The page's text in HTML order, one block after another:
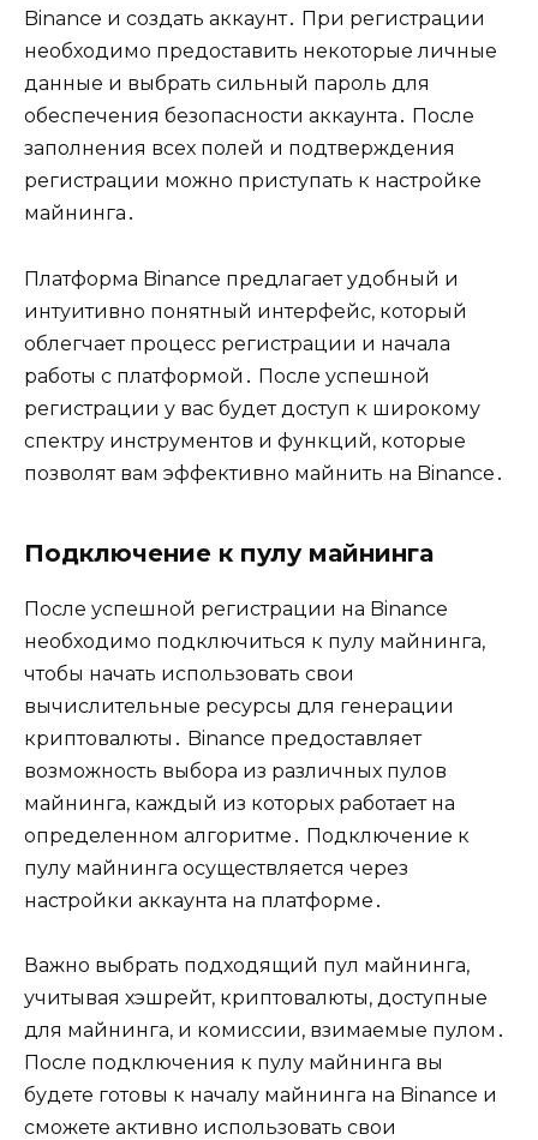
Binance и создать аккаунт․ При регистрации
необходимо предоставить некоторые личные
данные и выбрать сильный пароль для
обеспечения безопасности аккаунта․ После
заполнения всех полей и подтверждения
регистрации можно приступать к настройке
майнинга․
Платформа Binance предлагает удобный и
интуитивно понятный интерфейс, который
облегчает процесс регистрации и начала
работы с платформой․ После успешной
регистрации у вас будет доступ к широкому
спектру инструментов и функций, которые
позволят вам эффективно майнить на Binance․
Подключение к пулу майнинга
После успешной регистрации на Binance
необходимо подключиться к пулу майнинга,
чтобы начать использовать свои
вычислительные ресурсы для генерации
криптовалюты․ Binance предоставляет
возможность выбора из различных пулов
майнинга, каждый из которых работает на
определенном алгоритме․ Подключение к
пулу майнинга осуществляется через
настройки аккаунта на платформе․
Важно выбрать подходящий пул майнинга,
учитывая хэшрейт, криптовалюты, доступные
для майнинга, и комиссии, взимаемые пулом․
После подключения к пулу майнинга вы
будете готовы к началу майнинга на Binance и
сможете активно использовать свои